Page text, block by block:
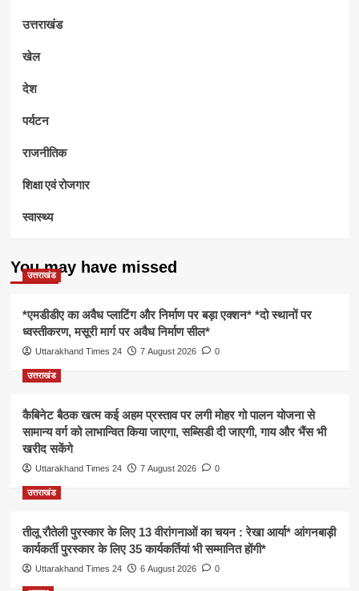
उत्तराखंड
खेल
देश
पर्यटन
राजनीतिक
शिक्षा एवं रोजगार
स्वास्थ्य
You may have missed
उत्तराखंड
*एमडीडीए का अवैध प्लाटिंग और निर्माण पर बड़ा एक्शन* *दो स्थानों पर
ध्वस्तीकरण, मसूरी मार्ग पर अवैध निर्माण सील*
Uttarakhand Times 24 7 August 2026 0
उत्तराखंड
कैबिनेट बैठक खत्म कई अहम प्रस्ताव पर लगी मोहर गो पालन योजना से
सामान्य वर्ग को लाभान्वित किया जाएगा, सब्सिडी दी जाएगी, गाय और भैंस भी
खरीद सकेंगे
Uttarakhand Times 24 7 August 2026 0
उत्तराखंड
तीलू रौतेली पुरस्कार के लिए 13 वीरांगनाओं का चयन : रेखा आर्या* आंगनबाड़ी
कार्यकर्ती पुरस्कार के लिए 35 कार्यकर्तियां भी सम्मानित होंगी*
Uttarakhand Times 24 6 August 2026 0